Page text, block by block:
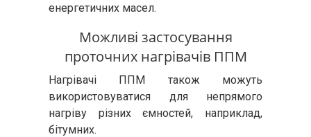
енергетичних масел.
Можливі застосування
проточних нагрівачів ППМ
Нагрівачі ППМ також можуть
використовуватися для непрямого
нагріву різних ємностей, наприклад,
бітумних.